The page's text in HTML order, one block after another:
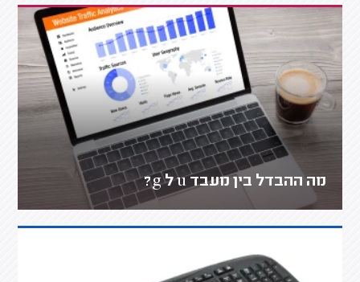
מה ההבדל בין מעבד u ל g?